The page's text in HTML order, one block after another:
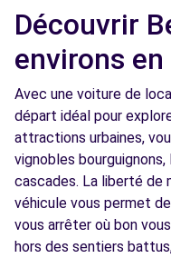
Découvrir
environs
Avec une voiture de
départ idéal pour
attractions urbaines,
vignobles
cascades. La liberté de
véhicule vous permet
vous arrêter où bon
hors des sentiers